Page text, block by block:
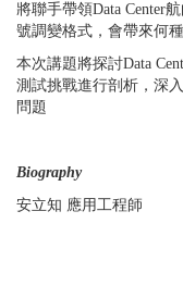
將聯手帶領Data Center航
號調變格式，會帶來何
本次講題將探討Data
測試挑戰進行剖析，深
問題
Biography
安立知 應用工程師